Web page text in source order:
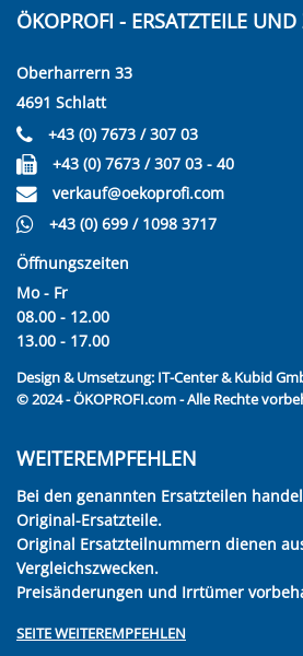
ÖKOPROFI - ERSATZTEILE
Oberharrern 33
4691 Schlatt
+43 (0) 7673 / 307 03
+43 (0) 7673 / 307 03 - 40
verkauf@oekoprofi.com
+43 (0) 699 / 1098 3717
Öffnungszeiten
Mo - Fr
08.00 - 12.00
13.00 - 17.00
Design & Umsetzung: IT-Center & Kubid
© 2024 - ÖKOPROFI.com - Alle Rechte
WEITEREMPFEHLEN
Bei den genannten Ersatzteilen
Original-Ersatzteile.
Original Ersatzteilnummern dienen
Vergleichszwecken.
Preisänderungen und Irrtümer
SEITE WEITEREMPFEHLEN